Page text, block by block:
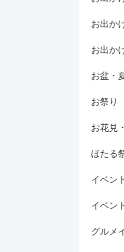
お出か
お出か
お盆・
お祭り
お花見
ほたる
イベン
イベン
グルメ